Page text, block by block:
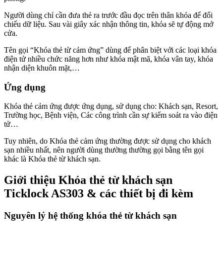
Người dùng chỉ cần đưa thẻ ra trước đầu đọc trên thân khóa để đối
chiếu dữ liệu. Sau vài giây xác nhận thông tin, khóa sẽ tự động mở
cửa.
Tên gọi “Khóa thẻ từ cảm ứng” dùng để phân biệt với các loại khóa
điện tử nhiều chức năng hơn như khóa mật mã, khóa vân tay, khóa
nhận diện khuôn mặt,…
Ứng dụng
Khóa thẻ cảm ứng được ứng dụng, sử dụng cho: Khách sạn, Resort,
Trường học, Bệnh viện, Các công trình cần sự kiểm soát ra vào điện
tử…
Tuy nhiên, do Khóa thẻ cảm ứng thường được sử dụng cho khách
sạn nhiều nhất, nên người dùng thường thường gọi bằng tên gọi
khác là Khóa thẻ từ khách sạn.
Giới thiệu Khóa thẻ từ khách sạn
Ticklock AS303 & các thiết bị đi kèm
Nguyên lý hệ thống khóa thẻ từ khách sạn